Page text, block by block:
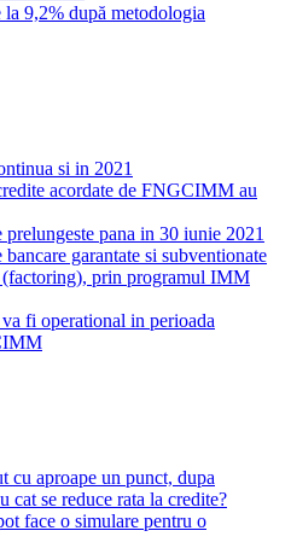
9,2% după metodologia
si in 2021
acordate de FNGCIMM au
pana in 30 iunie 2021
garantate si subventionate
(factoring), prin programul IMM
fi operational in perioada
cu aproape un punct, dupa
cat se reduce rata la credite?
face o simulare pentru o